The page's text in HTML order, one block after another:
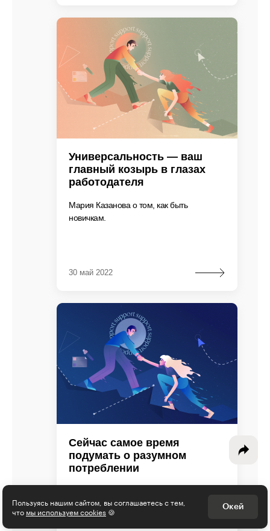
Универсальность — ваш
главный козырь в глазах
работодателя
Мария Казанова о том, как быть
новичкам.
30 май 2022
безопасности и развитии в кризис.
Сейчас самое время
подумать о разумном
потреблении
Пользуясь нашим сайтом, вы соглашаетесь с тем,
что мы используем cookies 🍪 Окей
Интересное - на почту!
Выберите тему рассылки
и получите 5 бесплатных курсов:
Программирование
Разработка игр
Психология, общество
Маркетинг